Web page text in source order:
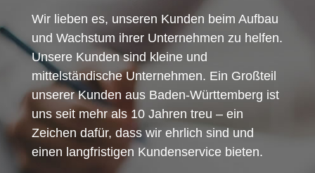
Wir lieben es, unseren Kunden beim Aufbau
und Wachstum ihrer Unternehmen zu helfen.
Unsere Kunden sind kleine und
mittelständische Unternehmen. Ein Großteil
unserer Kunden aus Baden-Württemberg ist
uns seit mehr als 10 Jahren treu – ein
Zeichen dafür, dass wir ehrlich sind und
einen langfristigen Kundenservice bieten.